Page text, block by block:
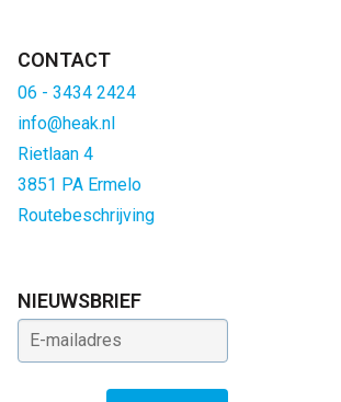
CONTACT
06 - 3434 2424
info@heak.nl
Rietlaan 4
3851 PA Ermelo
Routebeschrijving
NIEUWSBRIEF
E-mailadres